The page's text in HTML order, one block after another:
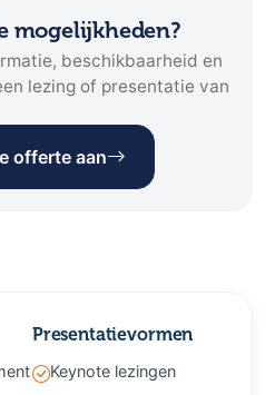
mogelijkheden?
beschikbaarheid en
lezing of presentatie van
offerte aan
Presentatievormen
Keynote lezingen